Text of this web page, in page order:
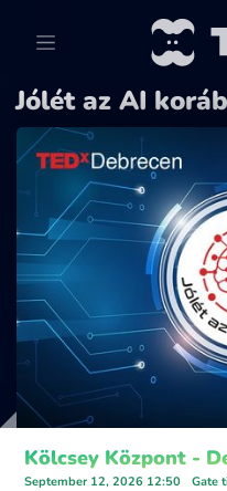
Jólét az AI
Kölcsey Központ -
September 12, 2026 12:50 Gate